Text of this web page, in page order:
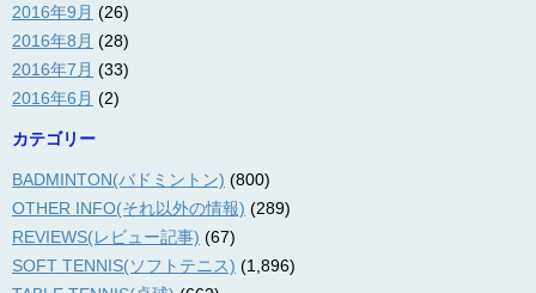
2016年9月 (26)
2016年8月 (28)
2016年7月 (33)
2016年6月 (2)
カテゴリー
BADMINTON(バドミントン) (800)
OTHER INFO(それ以外の情報) (289)
REVIEWS(レビュー記事) (67)
SOFT TENNIS(ソフトテニス) (1,896)